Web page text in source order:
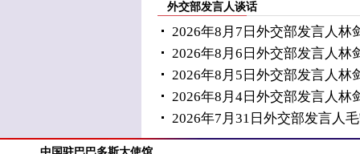
外交部发言人谈话
2026年8月7日外交部发言人林
2026年8月6日外交部发言人林
2026年8月5日外交部发言人林
2026年8月4日外交部发言人林
2026年7月31日外交部发言人